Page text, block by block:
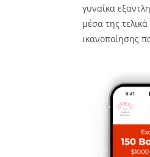
γυναίκα
μέσα της
ικανοποίησης